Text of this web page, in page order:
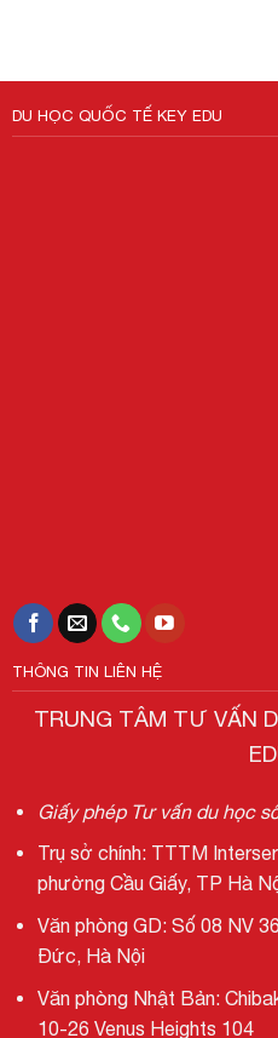
DU HỌC QUỐC TẾ KEY EDU
THÔNG TIN LIÊN HỆ
TRUNG TÂM TƯ VẤN
Giấy phép Tư vấn du học
Trụ sở chính: TTTM
phường Cầu Giấy, TP Hà
Văn phòng GD: Số 08 NV
Đức, Hà Nội
Văn phòng Nhật Bản:
10-26 Venus Heights 104